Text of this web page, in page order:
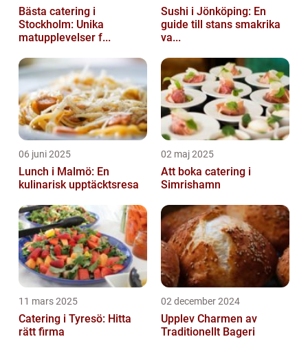
Bästa catering i
Stockholm: Unika
matupplevelser f...
Sushi i Jönköping: En
guide till stans smakrika
va...
06 juni 2025
Lunch i Malmö: En
kulinarisk upptäcktsresa
02 maj 2025
Att boka catering i
Simrishamn
11 mars 2025
Catering i Tyresö: Hitta
rätt firma
02 december 2024
Upplev Charmen av
Traditionellt Bageri